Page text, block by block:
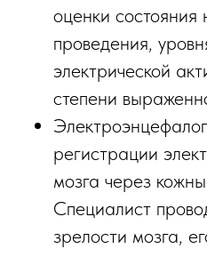
оценки
проведения,
электрической
степени
регистрации
мозга через
Специалист
зрелости мозга,